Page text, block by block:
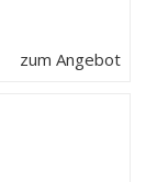
zum Angebot